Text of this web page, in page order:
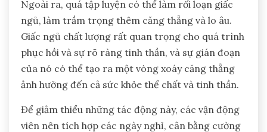
Ngoài ra, quá tập luyện có thể làm rối loạn giấc
ngủ, làm trầm trọng thêm căng thẳng và lo âu.
Giấc ngủ chất lượng rất quan trọng cho quá trình
phục hồi và sự rõ ràng tinh thần, và sự gián đoạn
của nó có thể tạo ra một vòng xoáy căng thẳng
ảnh hưởng đến cả sức khỏe thể chất và tinh thần.
Để giảm thiểu những tác động này, các vận động
viên nên tích hợp các ngày nghỉ, cân bằng cường